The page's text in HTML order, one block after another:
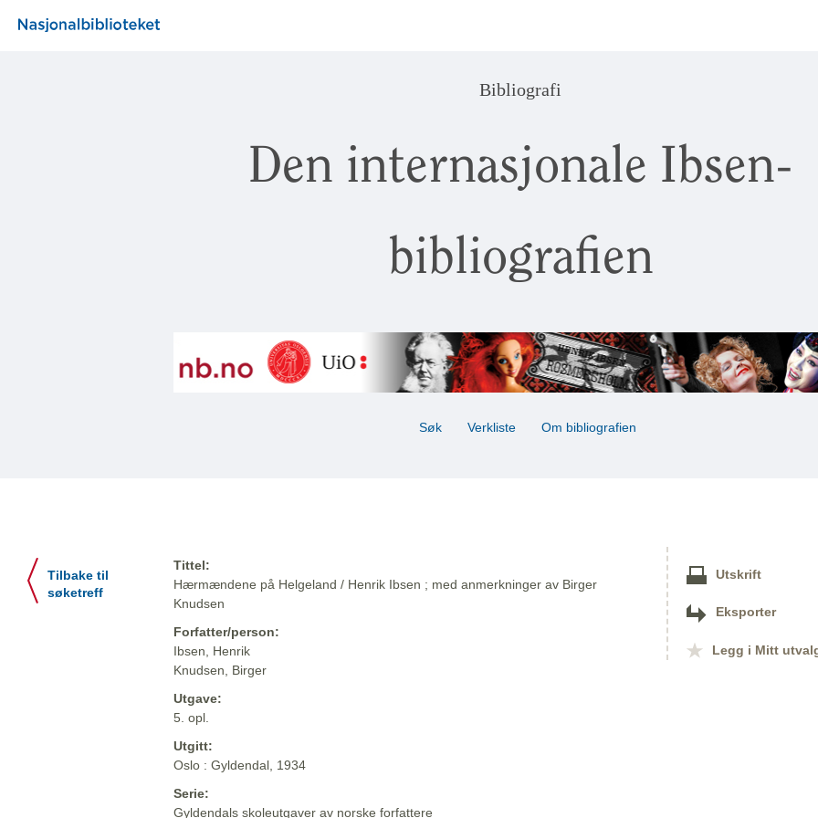
Bibliografi
Den internasjonale Ibsen-
bibliografien
Søk Verkliste Om bibliografien
Tilbake til
søketreff
Tittel:
Hærmændene på Helgeland / Henrik Ibsen ; med anmerkninger av Birger
Knudsen
Forfatter/person:
Ibsen, Henrik
Knudsen, Birger
Utgave:
5. opl.
Utgitt:
Oslo : Gyldendal, 1934
Serie:
Gyldendals skoleutgaver av norske forfattere
Utskrift
Eksporter
Legg i Mitt